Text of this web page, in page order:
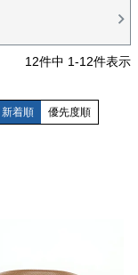
12件中 1-12件表示
新着順 優先度順